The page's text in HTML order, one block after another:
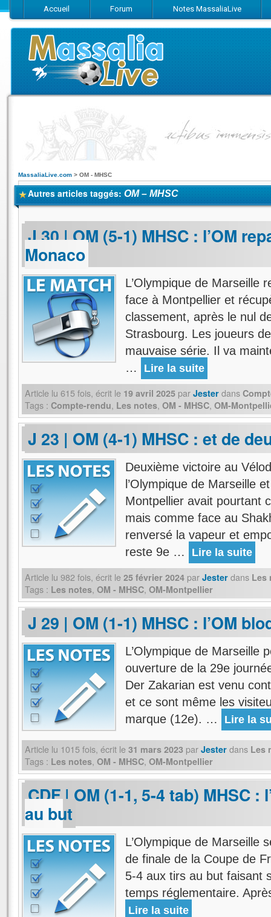
Accueil Forum Notes MassaliaLive
Suivez-nous sur Facebook
Suivez-nous sur Twitter
Abonnez-
MassaliaLive.com > OM - MHSC
Autres articles taggés: OM – MHSC
J 30 | OM (5-1) MHSC : l’OM
Monaco
L’Olympique de Marseille
face à Montpellier et
classement, après le nul
Strasbourg. Les joueurs
mauvaise série. Il va
…
Lire la suite
Article lu 615 fois, écrit le 19 avril 2025 par Jester dans
Tags : Compte-rendu, Les notes, OM - MHSC, OM-
J 23 | OM (4-1) MHSC : et de
Deuxième victoire au
l’Olympique de Marseille
Montpellier avait pourtant
mais comme face au
renversé la vapeur et
reste 9e …
Lire la suite
Article lu 982 fois, écrit le 25 février 2024 par Jester dans Les
Tags : Les notes, OM - MHSC, OM-Montpellier
J 29 | OM (1-1) MHSC : l’OM
L’Olympique de Marseille
ouverture de la 29e
Der Zakarian est venu
et ce sont même les
marque (12e). …
Lire la
Article lu 1015 fois, écrit le 31 mars 2023 par Jester dans Les
Tags : Les notes, OM - MHSC, OM-Montpellier
CDF | OM (1-1, 5-4 tab) MHSC :
au but
L’Olympique de Marseille
de finale de la Coupe de
5-4 aux tirs au but faisant
temps réglementaire.
Lire la suite